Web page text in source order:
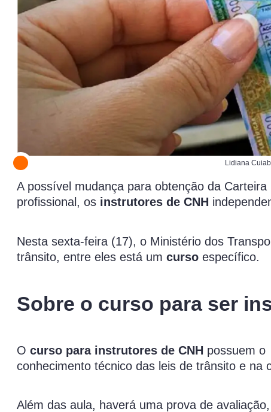
Lidiana
A possível mudança para obtenção da
profissional, os instrutores de CNH
Nesta sexta-feira (17), o Ministério dos
trânsito, entre eles está um curso específico.
Sobre o curso para ser
O curso para instrutores de CNH possuem o
conhecimento técnico das leis de trânsito e na
Além das aula, haverá uma prova de